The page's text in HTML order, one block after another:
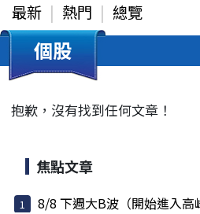
最新 熱門 總覽
個股
抱歉，沒有找到任何文章！
焦點文章
8/8 下週大B波（開始進入高